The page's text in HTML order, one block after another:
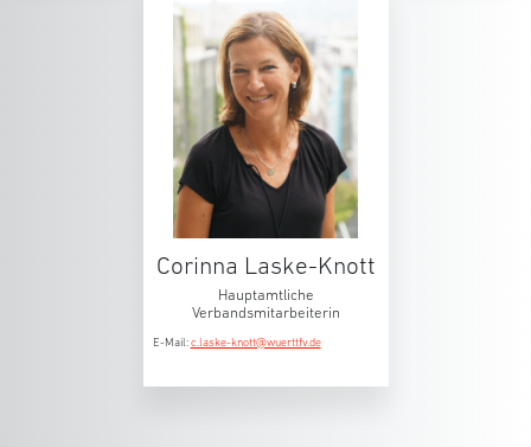
Corinna Laske-Knott
Hauptamtliche
Verbandsmitarbeiterin
E-Mail:c.laske-knott@wuerttfv.de